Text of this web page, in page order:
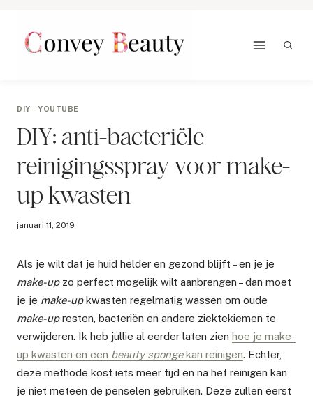
inhoud
DIY ·YOUTUBE
DIY: anti-bacteriële
reinigingsspray voor make-
up kwasten
januari 11, 2019
Als je wilt dat je huid helder en gezond blijft – en je je
make-upzo perfect mogelijk wilt aanbrengen – dan moet
je je make-upkwasten regelmatig wassen om oude
make-upresten, bacteriën en andere ziektekiemen te
verwijderen. Ik heb jullie al eerder laten zien hoe je make-
up kwasten en een beauty spongekan reinigen. Echter,
deze methode kost iets meer tijd en na het reinigen kan
je niet meteen de penselen gebruiken. Deze zullen eerst